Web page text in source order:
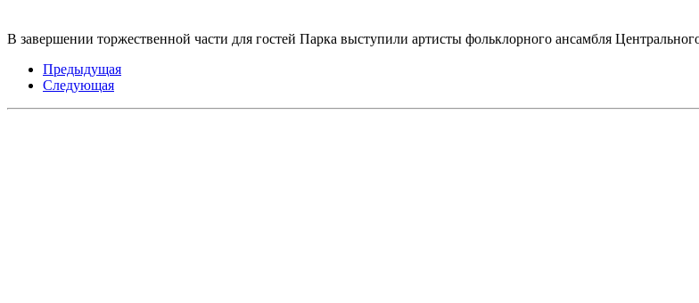
В завершении торжественной части для гостей Парка выступили артисты фольклорного ансамбля
Предыдущая
Следующая